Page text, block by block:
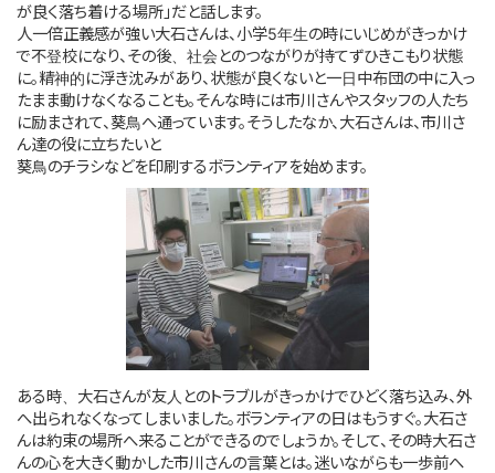
が良く落ち着ける場所」だと話します。
人一倍正義感が強い大石さんは、小学5年生の時にいじめがきっかけ
で不登校になり、その後、社会とのつながりが持てずひきこもり状態
に。精神的に浮き沈みがあり、状態が良くないと一日中布団の中に入っ
たまま動けなくなることも。そんな時には市川さんやスタッフの人たち
に励まされて、葵鳥へ通っています。そうしたなか、大石さんは、市川さ
ん達の役に立ちたいと
葵鳥のチラシなどを印刷するボランティアを始めます。
ある時、大石さんが友人とのトラブルがきっかけでひどく落ち込み、外
へ出られなくなってしまいました。ボランティアの日はもうすぐ。大石さ
んは約束の場所へ来ることができるのでしょうか。そして、その時大石さ
んの心を大きく動かした市川さんの言葉とは。迷いながらも一歩前へ